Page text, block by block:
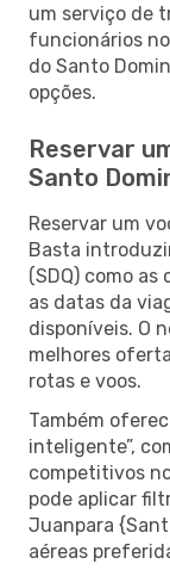
um serviço de
funcionários
do Santo
opções.
Reservar
Santo
Reservar um
Basta
(SDQ) como
as datas da
disponíveis. O
melhores
rotas e voos.
Também
inteligente”,
competitivos
pode aplicar
Juanpara
aéreas